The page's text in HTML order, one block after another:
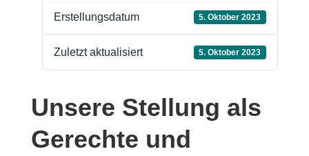
Erstellungsdatum 5. Oktober 2023
Zuletzt aktualisiert 5. Oktober 2023
Unsere Stellung als
Gerechte und